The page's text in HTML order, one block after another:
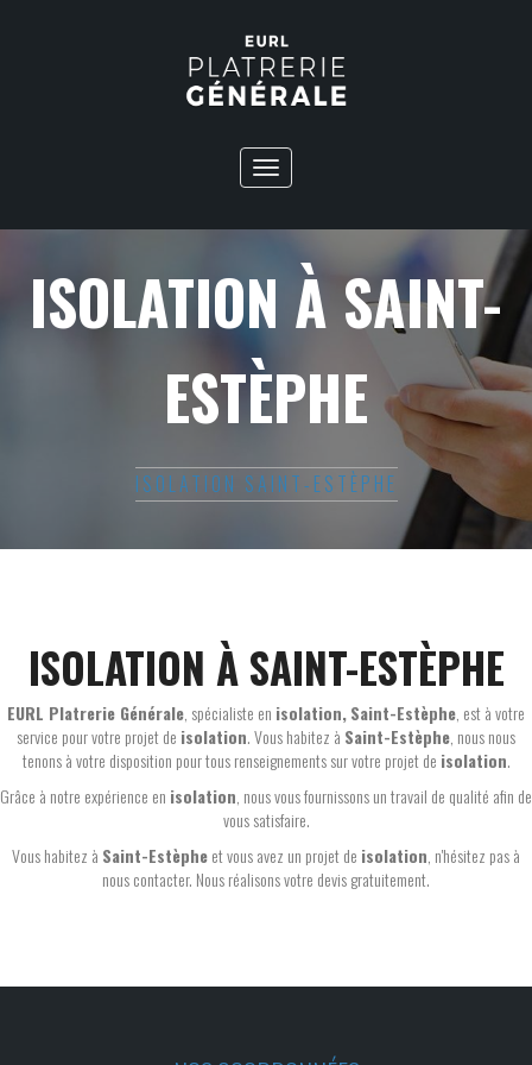
Toggle
navigation
ISOLATION À SAINT-
ESTÈPHE
ISOLATION SAINT-ESTÈPHE
ISOLATION À SAINT-ESTÈPHE
EURL Platrerie Générale, spécialiste en isolation,Saint-Estèphe, est à votre
service pour votre projet de isolation. Vous habitez à Saint-Estèphe, nous nous
tenons à votre disposition pour tous renseignements sur votre projet de isolation.
Grâce à notre expérience en isolation, nous vous fournissons un travail de qualité afin de
vous satisfaire.
Vous habitez à Saint-Estèpheet vous avez un projet de isolation, n'hésitez pas à
nous contacter. Nous réalisons votre devis gratuitement.